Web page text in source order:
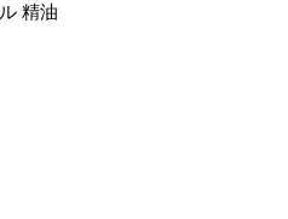
精油